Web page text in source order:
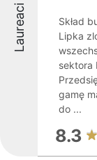
Laureaci
Skład
Lipka
sektora
gamę
do ...
8.3